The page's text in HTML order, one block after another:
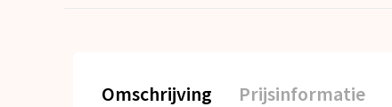
Omschrijving Prijsinformatie